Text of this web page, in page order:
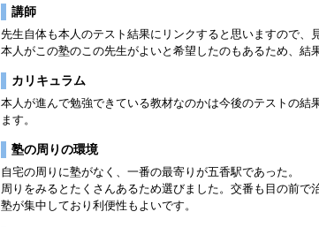
講師
先生自体も本人のテスト結果にリンクすると思いますので、
本人がこの塾のこの先生がよいと希望したのもあるため、結
カリキュラム
本人が進んで勉強できている教材なのかは今後のテストの結
ます。
塾の周りの環境
自宅の周りに塾がなく、一番の最寄りが五香駅であった。
周りをみるとたくさんあるため選びました。交番も目の前で
塾が集中しており利便性もよいです。